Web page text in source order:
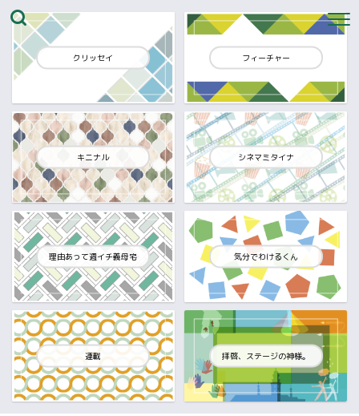
クリッセイ フィーチャー
キニナル シネマミタイナ
理由あって週イチ義母宅 気分でわけるくん
連載 拝啓、ステージの神様。